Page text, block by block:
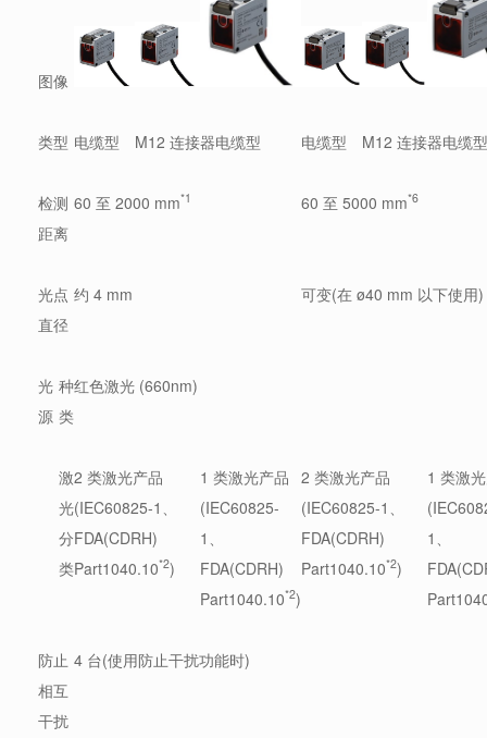
图像
类型 电缆型 M12 连接器电缆型 电缆型 M12 连接器电缆型
检测
距离
60 至 2000 mm*1 60 至 5000 mm*6
光点
直径
约 4 mm 可变(在 ø40 mm 以下使用)
光
源
种
类
红色激光 (660nm)
激
光
分
类
2 类激光产品
(IEC60825-1、
FDA(CDRH)
Part1040.10*2)
1 类激光产品
(IEC60825-
1、
FDA(CDRH)
Part1040.10*2)
2 类激光产品
(IEC60825-1、
FDA(CDRH)
Part1040.10*2)
1 类激
1、
防止
相互
干扰
4 台(使用防止干扰功能时)